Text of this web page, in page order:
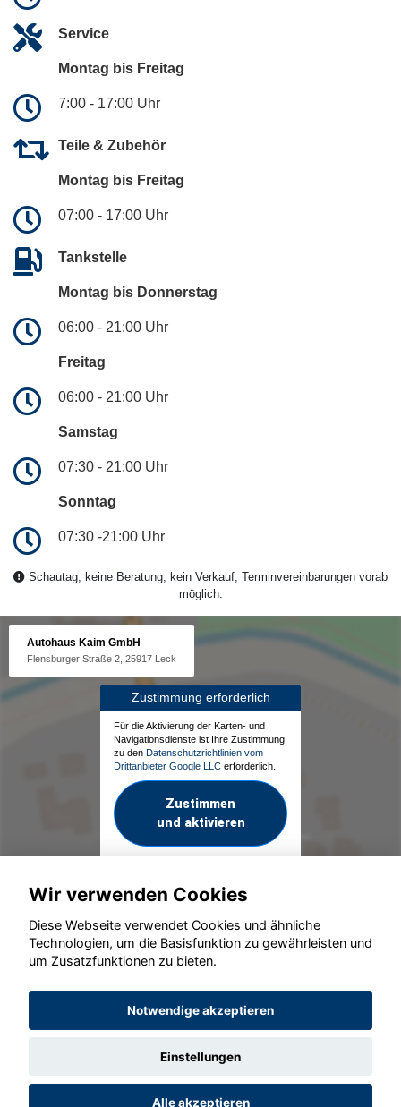
Service
Montag bis Freitag
7:00 - 17:00 Uhr
Teile & Zubehör
Montag bis Freitag
07:00 - 17:00 Uhr
Tankstelle
Montag bis Donnerstag
06:00 - 21:00 Uhr
Freitag
06:00 - 21:00 Uhr
Samstag
07:30 - 21:00 Uhr
Sonntag
07:30 -21:00 Uhr
Schautag, keine Beratung, kein Verkauf, Terminvereinbarungen vorab
möglich.
Autohaus Kaim GmbH
Flensburger Straße 2, 25917 Leck
Zustimmung erforderlich
Für die Aktivierung der Karten- und
Navigationsdienste ist Ihre Zustimmung
zu den Datenschutzrichtlinien vom
Drittanbieter Google LLC erforderlich.
Zustimmen
und aktivieren
© konjunkturmotor.de GmbH 2020 - 2026
Wir verwenden Cookies
Diese Webseite verwendet Cookies und ähnliche
Technologien, um die Basisfunktion zu gewährleisten und
um Zusatzfunktionen zu bieten.
Notwendige akzeptieren
Einstellungen
Alle akzeptieren